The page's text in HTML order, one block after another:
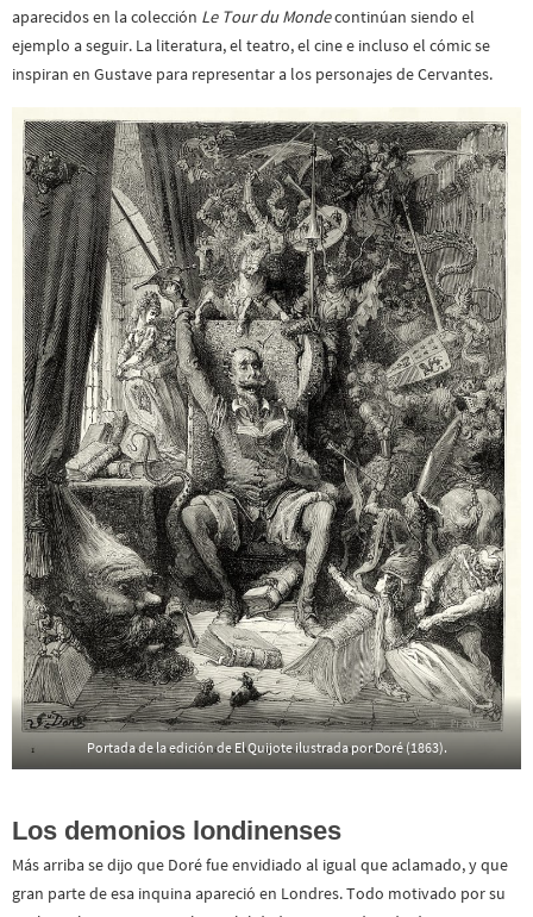
aparecidos en la colección Le Tour du Mondecontinúan siendo el
ejemplo a seguir. La literatura, el teatro, el cine e incluso el cómic se
inspiran en Gustave para representar a los personajes de Cervantes.
Portada de la edición de El Quijote ilustrada por Doré (1863).
Los demonios londinenses
Más arriba se dijo que Doré fue envidiado al igual que aclamado, y que
gran parte de esa inquina apareció en Londres. Todo motivado por su